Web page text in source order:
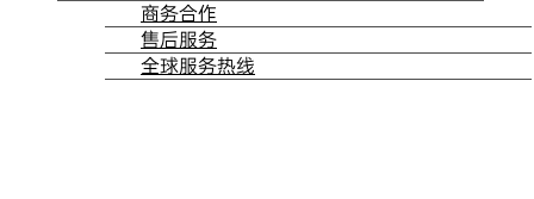
商务合作
售后服务
全球服务热线